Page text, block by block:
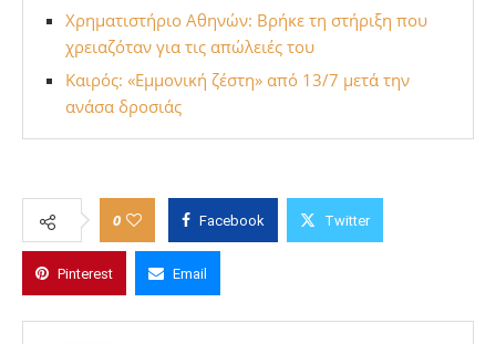
Χρηματιστήριο Αθηνών: Βρήκε τη στήριξη που
χρειαζόταν για τις απώλειές του
Καιρός: «Εμμονική ζέστη» από 13/7 μετά την
ανάσα δροσιάς
0 Facebook Twitter
Pinterest Email